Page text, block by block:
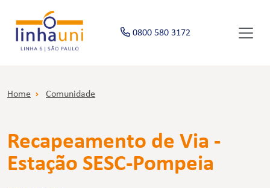
0800 580 3172
Home Comunidade
Recapeamento de Via -
Estação SESC-Pompeia